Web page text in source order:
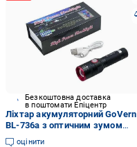
Безкоштовна доставка
в поштомати Епіцентр
Ліхтар акумуляторний GoVern
BL-736a з оптичним зумом
Чорний (0033)
оцінити